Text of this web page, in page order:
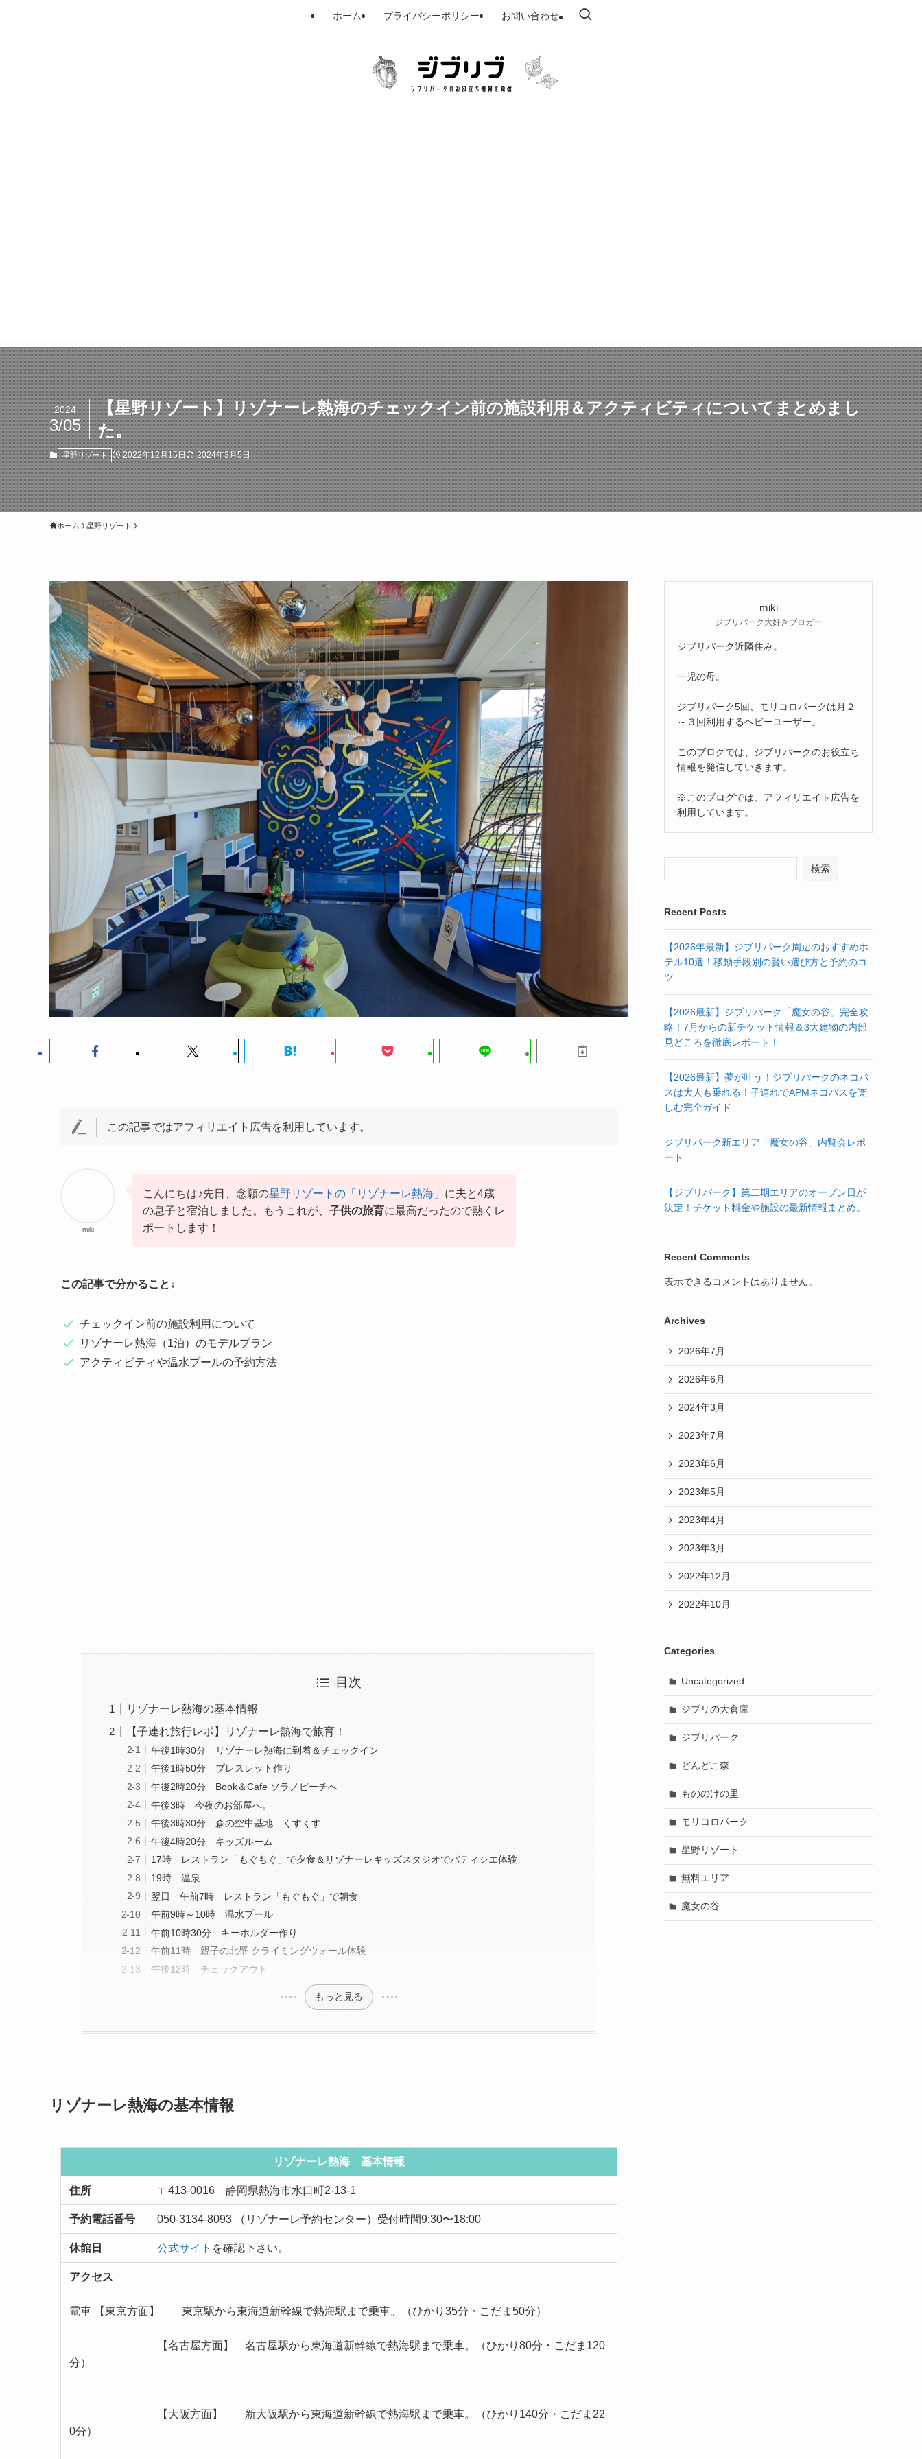
ホーム プライバシーポリシー お問い合わせ
【星野リゾート】リゾナーレ熱海のチェックイン前の施設利用＆アクティビティについてまとめまし
た。
2024
3/05
星野リゾート 2022年12月15日 2024年3月5日
ホーム 星野リゾート
この記事ではアフィリエイト広告を利用しています。
miki
こんにちは♪先日、念願の星野リゾートの「リゾナーレ熱海」 に夫と4歳
の息子と宿泊しました。もうこれが、 子供の旅育に最高だったので熱くレ
ポートします！
この記事で分かること↓
チェックイン前の施設利用について
リゾナーレ熱海（1泊）のモデルプラン
アクティビティや温水プールの予約方法
目次
リゾナーレ熱海の基本情報
【子連れ旅行レポ】リゾナーレ熱海で旅育！
午後1時30分 リゾナーレ熱海に到着＆チェックイン
午後1時50分 ブレスレット作り
午後2時20分 Book＆Cafe ソラノビーチへ
午後3時 今夜のお部屋へ。
午後3時30分 森の空中基地 くすくす
午後4時20分 キッズルーム
17時 レストラン「もぐもぐ」で夕食＆リゾナーレキッズスタジオでパティシエ体験
19時 温泉
翌日 午前7時 レストラン「もぐもぐ」で朝食
午前9時～10時 温水プール
午前10時30分 キーホルダー作り
午前11時 親子の北壁 クライミングウォール体験
午後12時 チェックアウト
もっと見る
リゾナーレ熱海の基本情報
リゾナーレ熱海 基本情報
住所 〒413-0016 静岡県熱海市水口町2-13-1
予約電話番号 050-3134-8093 （リゾナーレ予約センター）受付時間9:30〜18:00
休館日 公式サイト を確認下さい。
アクセス
電車 【東京方面】 東京駅から東海道新幹線で熱海駅まで乗車。（ひかり35分・こだま50分）
【名古屋方面】 名古屋駅から東海道新幹線で熱海駅まで乗車。（ひかり80分・こだま120
分）
【大阪方面】 新大阪駅から東海道新幹線で熱海駅まで乗車。（ひかり140分・こだま22
0分）
miki
ジブリパーク大好きブロガー
ジブリパーク近隣住み。
一児の母。
ジブリパーク5回、モリコロパークは月２
～３回利用するヘビーユーザー。
このブログでは、ジブリパークのお役立ち
情報を発信していきます。
※このブログでは、アフィリエイト広告を
利用しています。
検索
Recent Posts
【2026年最新】ジブリパーク周辺のおすすめホ
テル10選！移動手段別の賢い選び方と予約のコ
ツ
【2026最新】ジブリパーク「魔女の谷」完全攻
略！7月からの新チケット情報＆3大建物の内部
見どころを徹底レポート！
【2026最新】夢が叶う！ジブリパークのネコバ
スは大人も乗れる！子連れでAPMネコバスを楽
しむ完全ガイド
ジブリパーク新エリア「魔女の谷」内覧会レポ
ート
【ジブリパーク】第二期エリアのオープン日が
決定！チケット料金や施設の最新情報まとめ。
Recent Comments
表示できるコメントはありません。
Archives
2026年7月
2026年6月
2024年3月
2023年7月
2023年6月
2023年5月
2023年4月
2023年3月
2022年12月
2022年10月
Categories
Uncategorized
ジブリの大倉庫
ジブリパーク
どんどこ森
もののけの里
モリコロパーク
星野リゾート
無料エリア
魔女の谷